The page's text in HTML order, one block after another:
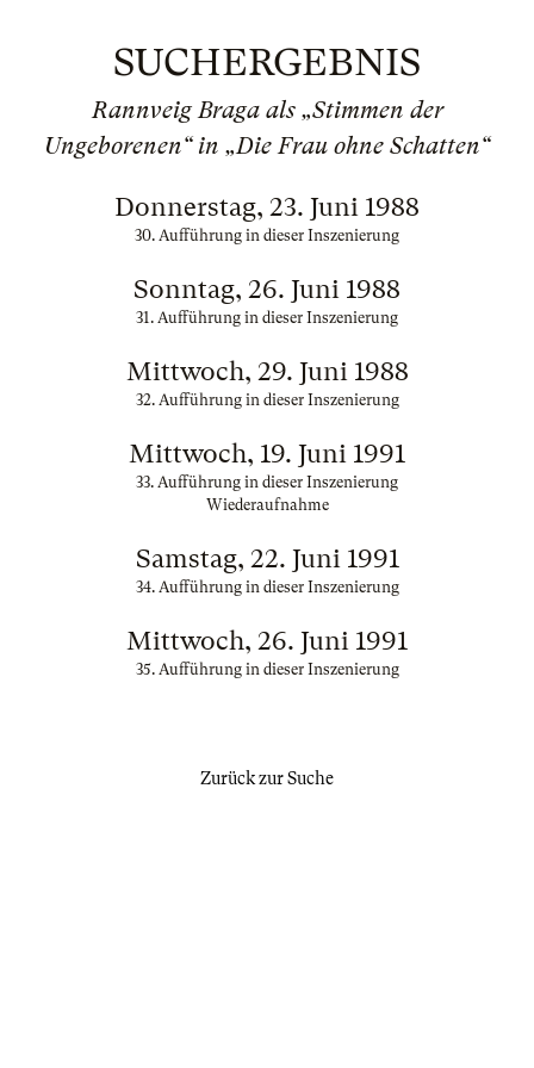
SUCHERGEBNIS
Rannveig Braga als „Stimmen der
Ungeborenen“ in „Die Frau ohne Schatten“
Donnerstag, 23. Juni 1988
30. Aufführung in dieser Inszenierung
Sonntag, 26. Juni 1988
31. Aufführung in dieser Inszenierung
Mittwoch, 29. Juni 1988
32. Aufführung in dieser Inszenierung
Mittwoch, 19. Juni 1991
33. Aufführung in dieser Inszenierung
Wiederaufnahme
Samstag, 22. Juni 1991
34. Aufführung in dieser Inszenierung
Mittwoch, 26. Juni 1991
35. Aufführung in dieser Inszenierung
Zurück zur Suche